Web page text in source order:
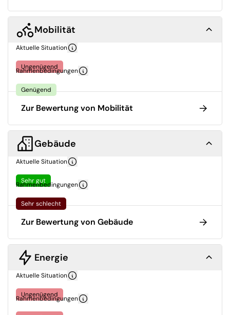
Mobilität
Aktuelle Situation
Ungenügend
Rahmenbedingungen
Genügend
Zur Bewertung von Mobilität
Gebäude
Aktuelle Situation
Sehr gut
Rahmenbedingungen
Sehr schlecht
Zur Bewertung von Gebäude
Energie
Aktuelle Situation
Ungenügend
Rahmenbedingungen